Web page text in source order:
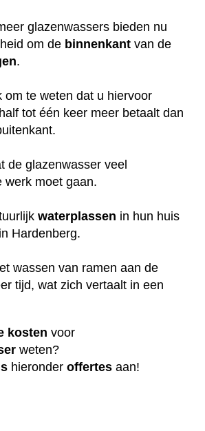
glazenwassers bieden nu
om de binnenkant van de
.
om te weten dat u hiervoor
tot één keer meer betaalt dan
de glazenwasser veel
werk moet gaan.
waterplassen in hun huis
Hardenberg.
wassen van ramen aan de
tijd, wat zich vertaalt in een
kosten voor
weten?
hieronder offertes aan!